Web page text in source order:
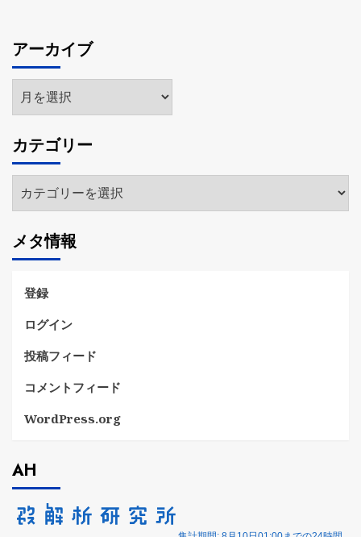
アーカイブ
ア
ー
イ
ブ
カテゴリー
テ
リ
ー
メタ情報
登録
ログイン
投稿フィード
コメントフィード
WordPress.org
AH